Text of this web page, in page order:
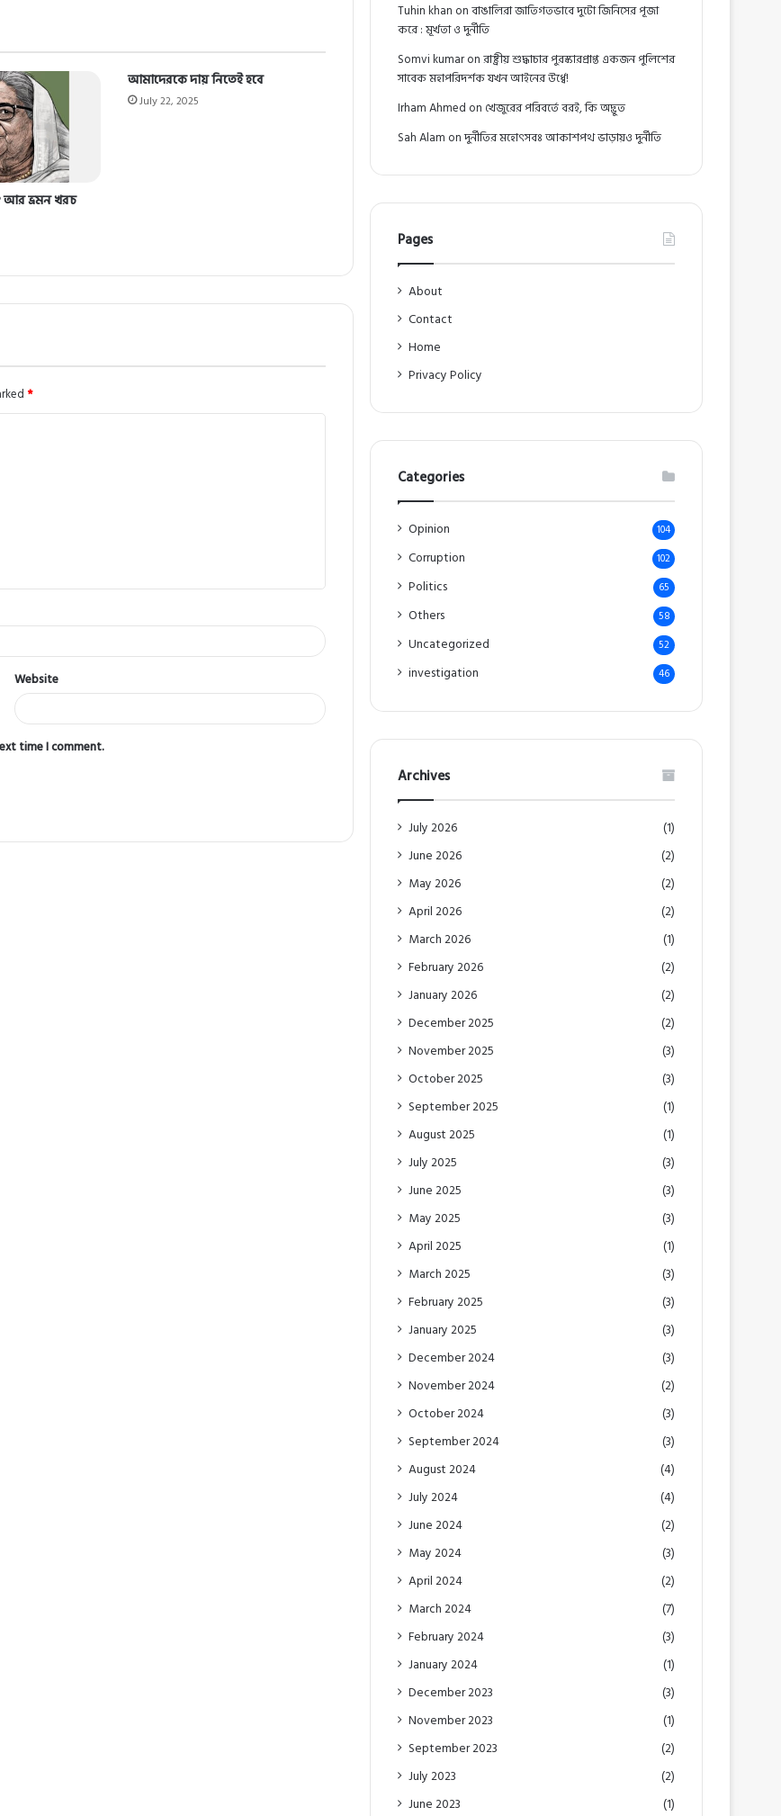
আর ভ্রমন খরচ
আমাদেরকে দায় নিতেই হবে
July 22, 2025
*
Website
time I comment.
Tuhin khan onবাঙালিরা জাতিগতভাবে দুটো জিনিসের পূজা
করে : মূর্খতা ও দুর্নীতি
Somvi kumaronরাষ্ট্রীয় শুদ্ধাচার পুরস্কারপ্রাপ্ত একজন পুলিশের
সাবেক মহাপরিদর্শক যখন আইনের উর্ধ্বে!
Irham Ahmed on খেজুরের পরিবর্তে বরই, কি অদ্ভুত
Sah Alam onদুর্নীতির মহোৎসবঃ আকাশপথ ভাড়ায়ও দুর্নীতি
Pages
About
Contact
Home
Privacy Policy
Categories
Opinion 104
Corruption 102
Politics 65
Others 58
Uncategorized 52
investigation 46
Archives
July 2026
(1)
June 2026
(2)
May 2026
(2)
April 2026
(2)
March 2026
(1)
February 2026
(2)
January 2026
(2)
December 2025
(2)
November 2025
(3)
October 2025
(3)
September 2025
(1)
August 2025
(1)
July 2025
(3)
June 2025
(3)
May 2025
(3)
April 2025
(1)
March 2025
(3)
February 2025
(3)
January 2025
(3)
December 2024
(3)
November 2024
(2)
October 2024
(3)
September 2024
(3)
August 2024
(4)
July 2024
(4)
June 2024
(2)
May 2024
(3)
April 2024
(2)
March 2024
(7)
February 2024
(3)
January 2024
(1)
December 2023
(3)
November 2023
(1)
September 2023
(2)
July 2023
(2)
June 2023
(1)